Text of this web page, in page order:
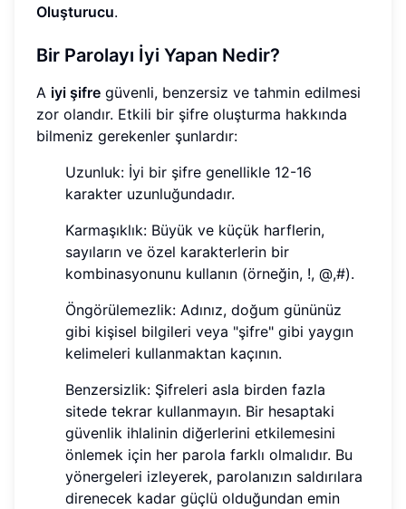
Oluşturucu.
Bir Parolayı İyi Yapan Nedir?
A iyi şifre güvenli, benzersiz ve tahmin edilmesi
zor olandır. Etkili bir şifre oluşturma hakkında
bilmeniz gerekenler şunlardır:
Uzunluk: İyi bir şifre genellikle 12-16
karakter uzunluğundadır.
Karmaşıklık: Büyük ve küçük harflerin,
sayıların ve özel karakterlerin bir
kombinasyonunu kullanın (örneğin, !, @,#).
Öngörülemezlik: Adınız, doğum gününüz
gibi kişisel bilgileri veya "şifre" gibi yaygın
kelimeleri kullanmaktan kaçının.
Benzersizlik: Şifreleri asla birden fazla
sitede tekrar kullanmayın. Bir hesaptaki
güvenlik ihlalinin diğerlerini etkilemesini
önlemek için her parola farklı olmalıdır. Bu
yönergeleri izleyerek, parolanızın saldırılara
direnecek kadar güçlü olduğundan emin